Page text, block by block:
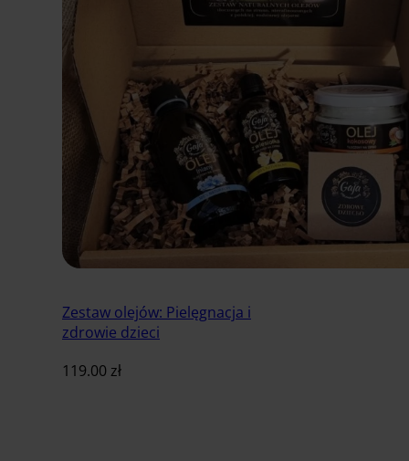
Zestaw olejów: Pielęgnacja i
zdrowie dzieci
119.00 zł